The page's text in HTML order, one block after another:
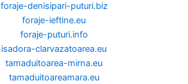
foraje-denisipari-puturi.biz
foraje-ieftine.eu
foraje-puturi.info
isadora-clarvazatoarea.eu
tamaduitoarea-mirna.eu
tamaduitoareamara.eu